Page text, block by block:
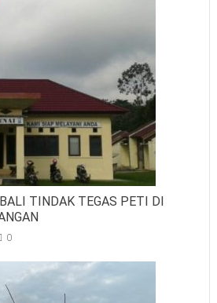
TINDAK TEGAS PETI DI
0